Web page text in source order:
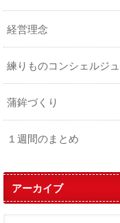
経営理念
練りものコンシェルジ
蒲鉾づくり
１週間のまとめ
アーカイブ